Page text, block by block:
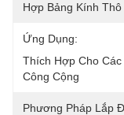
Hợp Bảng Kính Thô
Ứng Dụng:
Thích Hợp Cho
Công Cộng
Phương Pháp Lắp